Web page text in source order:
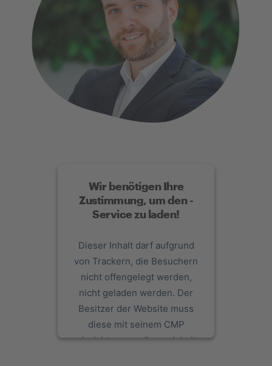
Wir benötigen Ihre
Zustimmung, um den -
Service zu laden!
Dieser Inhalt darf aufgrund
von Trackern, die Besuchern
nicht offengelegt werden,
nicht geladen werden. Der
Besitzer der Website muss
diese mit seinem CMP
einrichten, um diesen Inhalt